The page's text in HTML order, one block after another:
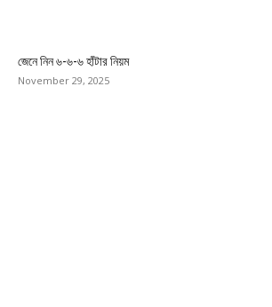
জেনে নিন ৬-৬-৬ হাঁটার নিয়ম
November 29, 2025